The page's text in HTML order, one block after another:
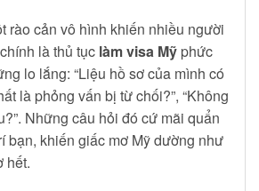
rào cản vô hình khiến nhiều người
là thủ tục làm visa Mỹ phức
lo lắng: “Liệu hồ sơ của mình có
là phỏng vấn bị từ chối?”, “Không
Những câu hỏi đó cứ mãi quẩn
bạn, khiến giấc mơ Mỹ dường như
hết.